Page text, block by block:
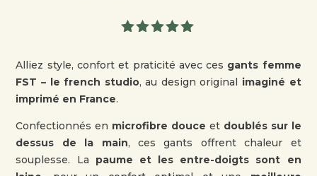
basé sur
notation
Alliez style, confort et praticité avec ces gants femme
FST – le french studio, au design original imaginé et
imprimé en France.
Confectionnés en microfibre douce et doublés sur le
dessus de la main, ces gants offrent chaleur et
souplesse. La paume et les entre-doigts sont en